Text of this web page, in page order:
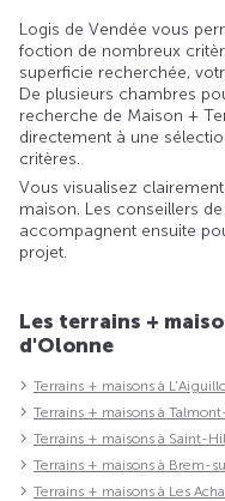
Logis de Vendée vous
foction de nombreux
superficie recherchée,
De plusieurs chambres
recherche de Maison +
directement à une
critères.
Vous visualisez
maison. Les conseillers
accompagnent ensuite
projet.
Les terrains +
d'Olonne
Terrains + maisons à
Terrains + maisons à
Terrains + maisons à Saint-
Terrains + maisons à Brem-
Terrains + maisons à Les